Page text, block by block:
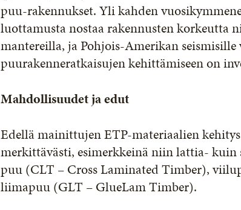
puu-rakennukset. Yli kahden
luottamusta nostaa rakennusten korkeutta
mantereilla, ja Pohjois-Amerikan
puurakenneratkaisujen kehittämiseen on
Mahdollisuudet ja edut
Edellä mainittujen ETP-materiaalien
merkittävästi, esimerkkeinä niin lattia-
puu (CLT – Cross Laminated Timber),
liimapuu (GLT – GlueLam Timber).